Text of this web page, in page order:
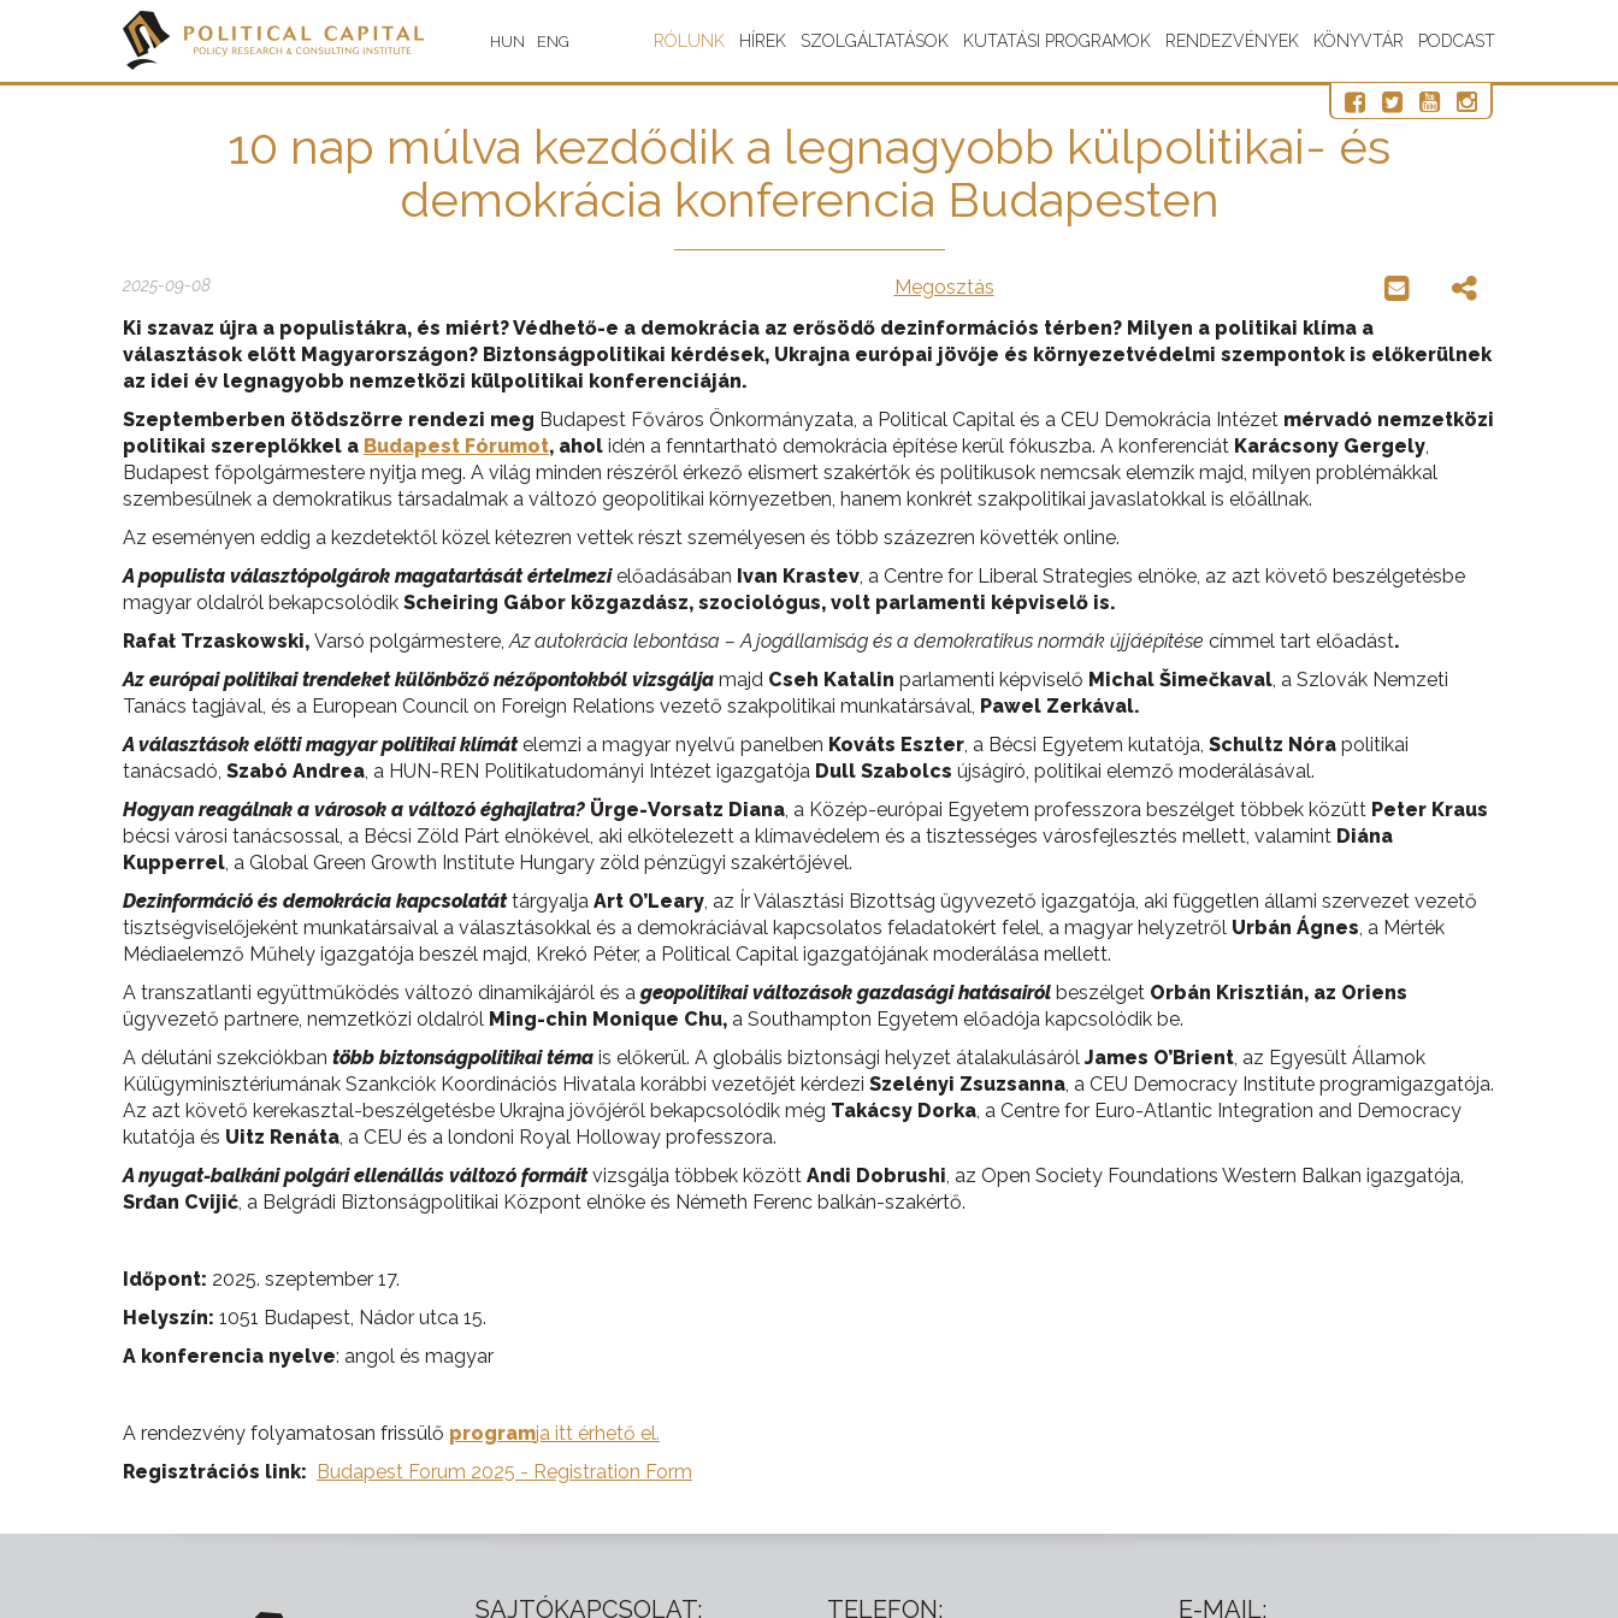
HUN ENG RÓLUNK HÍREK SZOLGÁLTATÁSOK KUTATÁSI PROGRAMOK RENDEZVÉNYEK KÖNYVTÁR PODCAST
10 nap múlva kezdődik a legnagyobb külpolitikai- és
demokrácia konferencia Budapesten
2025-09-08
Megosztás
Ki szavaz újra a populistákra, és miért? Védhető-e a demokrácia az erősödő dezinformációs térben? Milyen a politikai klíma a
választások előtt Magyarországon? Biztonságpolitikai kérdések, Ukrajna európai jövője és környezetvédelmi szempontok is előkerülnek
az idei év legnagyobb nemzetközi külpolitikai konferenciáján.
Szeptemberben ötödszörre rendezi meg Budapest Főváros Önkormányzata, a Political Capital és a CEU Demokrácia Intézet mérvadó nemzetközi
politikai szereplőkkel a Budapest Fórumot, ahol idén a fenntartható demokrácia építése kerül fókuszba. A konferenciát Karácsony Gergely,
Budapest főpolgármestere nyitja meg. A világ minden részéről érkező elismert szakértők és politikusok nemcsak elemzik majd, milyen problémákkal
szembesülnek a demokratikus társadalmak a változó geopolitikai környezetben, hanem konkrét szakpolitikai javaslatokkal is előállnak.
Az eseményen eddig a kezdetektől közel kétezren vettek részt személyesen és több százezren követték online.
A populista választópolgárok magatartását értelmezielőadásában Ivan Krastev, a Centre for Liberal Strategies elnöke, az azt követő beszélgetésbe
magyar oldalról bekapcsolódik Scheiring Gábor közgazdász, szociológus, volt parlamenti képviselő is.
Rafał Trzaskowski, Varsó polgármestere,Az autokrácia lebontása – A jogállamiság és a demokratikus normák újjáépítése címmel tart előadást.
Az európai politikai trendeket különböző nézőpontokból vizsgálja majd Cseh Katalin parlamenti képviselő Michal Šimečkaval, a Szlovák Nemzeti
Tanács tagjával, és a European Council on Foreign Relations vezető szakpolitikai munkatársával, Pawel Zerkával.
A választások előtti magyar politikai klímátelemzi a magyar nyelvű panelben Kováts Eszter, a Bécsi Egyetem kutatója, Schultz Nóra politikai
tanácsadó, Szabó Andrea, a HUN-REN Politikatudományi Intézet igazgatója Dull Szabolcs újságíró, politikai elemző moderálásával.
Hogyan reagálnak a városok a változó éghajlatra? Ürge-Vorsatz Diana, a Közép-európai Egyetem professzora beszélget többek közütt Peter Kraus
bécsi városi tanácsossal, a Bécsi Zöld Párt elnökével, aki elkötelezett a klímavédelem és a tisztességes városfejlesztés mellett, valamint Diána
Kupperrel, a Global Green Growth Institute Hungary zöld pénzügyi szakértőjével.
Dezinformáció és demokrácia kapcsolatáttárgyalja Art O’Leary, az Ír Választási Bizottság ügyvezető igazgatója, aki független állami szervezet vezető
tisztségviselőjeként munkatársaival a választásokkal és a demokráciával kapcsolatos feladatokért felel, a magyar helyzetről Urbán Ágnes, a Mérték
Médiaelemző Műhely igazgatója beszél majd, Krekó Péter, a Political Capital igazgatójának moderálása mellett.
A transzatlanti együttműködés változó dinamikájáról és a geopolitikai változások gazdasági hatásairól beszélget Orbán Krisztián, az Oriens
ügyvezető partnere, nemzetközi oldalról Ming-chin Monique Chu, a Southampton Egyetem előadója kapcsolódik be.
A délutáni szekciókban több biztonságpolitikai téma is előkerül. A globális biztonsági helyzet átalakulásáról James O’Brient, az Egyesült Államok
Külügyminisztériumának Szankciók Koordinációs Hivatala korábbi vezetőjét kérdezi Szelényi Zsuzsanna, a CEU Democracy Institute programigazgatója.
Az azt követő kerekasztal-beszélgetésbe Ukrajna jövőjéről bekapcsolódik még Takácsy Dorka, a Centre for Euro-Atlantic Integration and Democracy
kutatója és Uitz Renáta, a CEU és a londoni Royal Holloway professzora.
A nyugat-balkáni polgári ellenállás változó formáitvizsgálja többek között Andi Dobrushi, az Open Society Foundations Western Balkan igazgatója,
Srđan Cvijić, a Belgrádi Biztonságpolitikai Központ elnöke és Németh Ferenc balkán-szakértő.
Időpont: 2025. szeptember 17.
Helyszín: 1051 Budapest, Nádor utca 15.
A konferencia nyelve: angol és magyar
A rendezvény folyamatosan frissülő programja itt érhető el.
Regisztrációs link: Budapest Forum 2025 - Registration Form
SAJTÓKAPCSOLAT: TELEFON: E-MAIL: